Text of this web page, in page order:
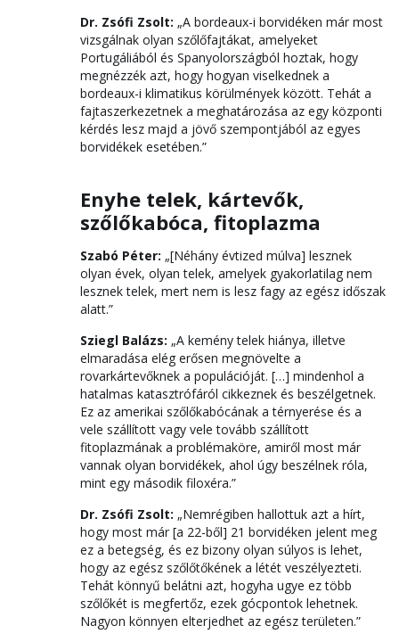
Dr. Zsófi Zsolt: „A bordeaux-i borvidéken már most
vizsgálnak olyan szőlőfajtákat, amelyeket
Portugáliából és Spanyolországból hoztak, hogy
megnézzék azt, hogy hogyan viselkednek a
bordeaux-i klimatikus körülmények között. Tehát a
fajtaszerkezetnek a meghatározása az egy központi
kérdés lesz majd a jövő szempontjából az egyes
borvidékek esetében.”
Enyhe telek, kártevők,
szőlőkabóca, fitoplazma
Szabó Péter: „[Néhány évtized múlva] lesznek
olyan évek, olyan telek, amelyek gyakorlatilag nem
lesznek telek, mert nem is lesz fagy az egész időszak
alatt.”
Sziegl Balázs: „A kemény telek hiánya, illetve
elmaradása elég erősen megnövelte a
rovarkártevőknek a populációját. […] mindenhol a
hatalmas katasztrófáról cikkeznek és beszélgetnek.
Ez az amerikai szőlőkabócának a térnyerése és a
vele szállított vagy vele tovább szállított
fitoplazmának a problémaköre, amiről most már
vannak olyan borvidékek, ahol úgy beszélnek róla,
mint egy második filoxéra.”
Dr. Zsófi Zsolt: „Nemrégiben hallottuk azt a hírt,
hogy most már [a 22-ből] 21 borvidéken jelent meg
ez a betegség, és ez bizony olyan súlyos is lehet,
hogy az egész szőlőtőkének a létét veszélyezteti.
Tehát könnyű belátni azt, hogyha ugye ez több
szőlőkét is megfertőz, ezek gócpontok lehetnek.
Nagyon könnyen elterjedhet az egész területen.”